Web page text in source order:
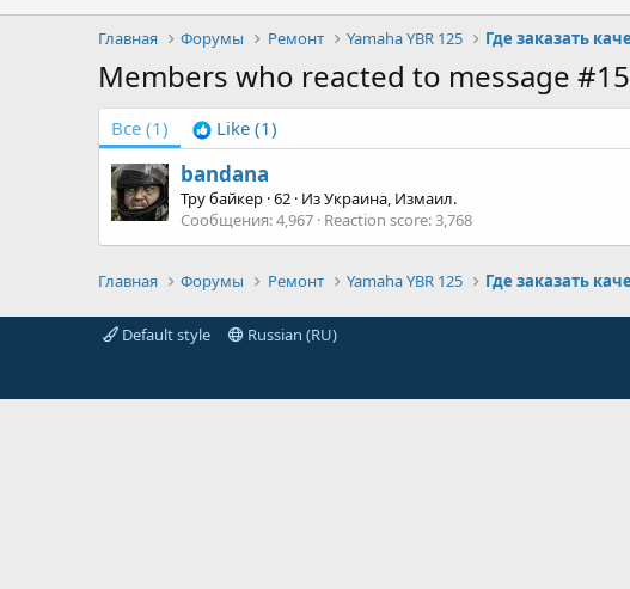
Главная Форумы Ремонт Yamaha YBR 125
Members who reacted to message #15
Все (1) Like (1)
bandana
Тру байкер ·62 · ИзУкраина, Измаил.
Сообщения 4,967 Reaction score 3,768
Главная Форумы Ремонт Yamaha YBR 125
Default style Russian (RU)